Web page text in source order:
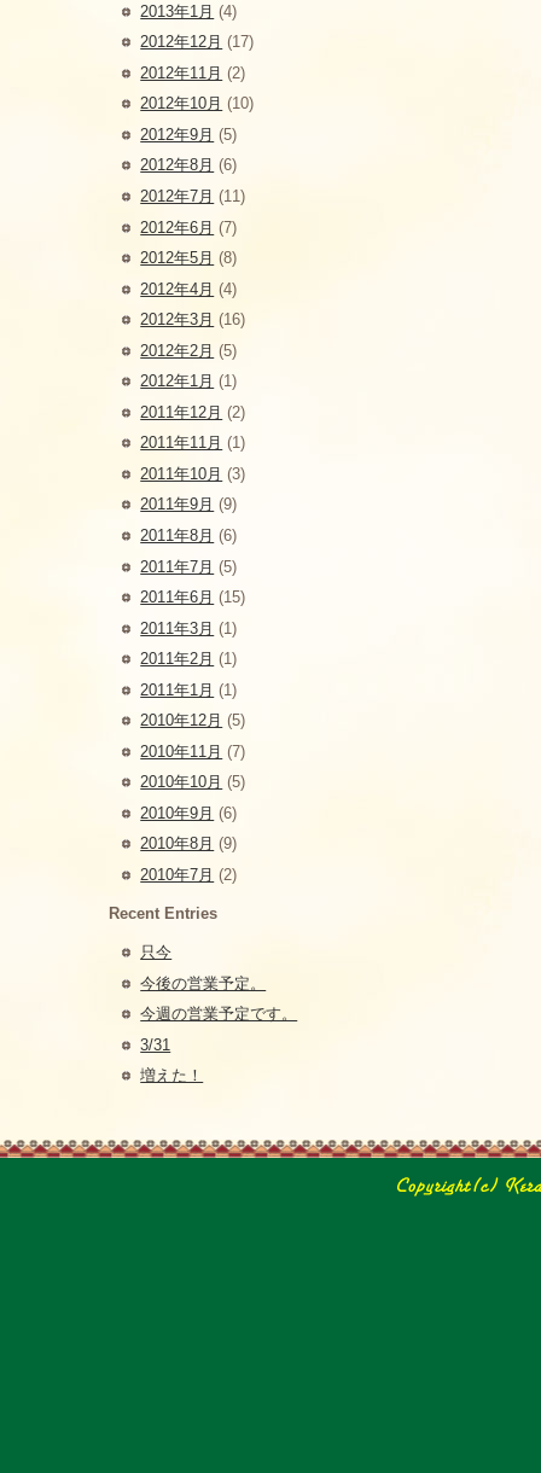
2013年1月 (4)
2012年12月 (17)
2012年11月 (2)
2012年10月 (10)
2012年9月 (5)
2012年8月 (6)
2012年7月 (11)
2012年6月 (7)
2012年5月 (8)
2012年4月 (4)
2012年3月 (16)
2012年2月 (5)
2012年1月 (1)
2011年12月 (2)
2011年11月 (1)
2011年10月 (3)
2011年9月 (9)
2011年8月 (6)
2011年7月 (5)
2011年6月 (15)
2011年3月 (1)
2011年2月 (1)
2011年1月 (1)
2010年12月 (5)
2010年11月 (7)
2010年10月 (5)
2010年9月 (6)
2010年8月 (9)
2010年7月 (2)
Recent Entries
只今
今後の営業予定。
今週の営業予定です。
3/31
増えた！